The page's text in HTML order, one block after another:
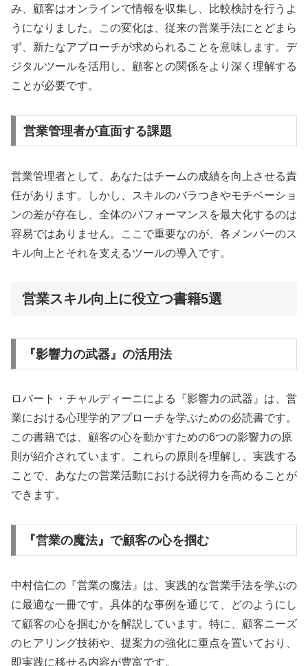
み、顧客はオンラインで情報を収集し、比較検討を行うよ
うになりました。この変化は、従来の営業手法にとどまら
ず、新たなアプローチが求められることを意味します。デ
ジタルツールを活用し、顧客との関係をより深く理解する
ことが必要です。
営業管理者が直面する課題
営業管理者として、あなたはチームの成績を向上させる責
任があります。しかし、スキルのバラつきやモチベーショ
ンの差が存在し、全体のパフォーマンスを最大化するのは
容易ではありません。ここで重要なのが、各メンバーのス
キル向上とそれを支えるツールの導入です。
営業スキル向上に役立つ書籍5選
『影響力の武器』の活用法
ロバート・チャルディーニによる『影響力の武器』は、営
業における心理学的アプローチを学ぶための必読書です。
この書籍では、顧客の心を動かすための6つの影響力の原
則が紹介されています。これらの原則を理解し、実践する
ことで、あなたの営業活動における説得力を高めることが
できます。
『営業の魔法』で顧客の心を掴む
中村信仁の『営業の魔法』は、実践的な営業手法を学ぶの
に最適な一冊です。具体的な事例を通じて、どのようにし
て顧客の心を掴むかを解説しています。特に、顧客ニーズ
のヒアリング技術や、提案力の強化に重点を置いており、
即実践に移せる内容が豊富です。